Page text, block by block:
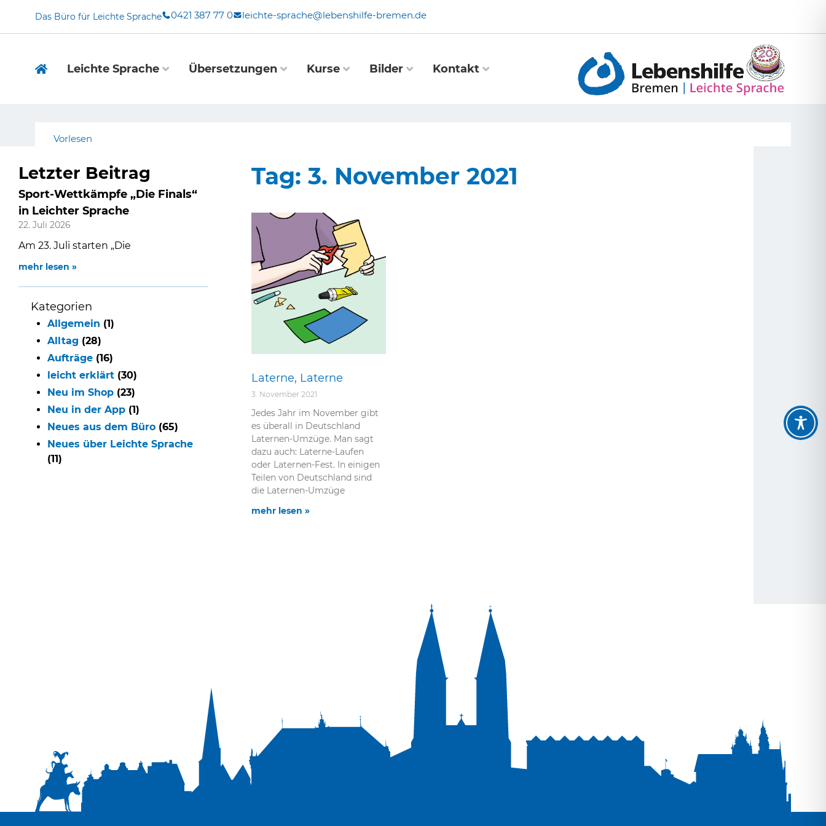
springen
Das Büro für Leichte Sprache 0421 387 77 0 leichte-sprache@lebenshilfe-bremen.de
Leichte Sprache Übersetzungen Kurse Bilder Kontakt
Vorlesen
Letzter Beitrag
Sport-Wettkämpfe „Die Finals“
in Leichter Sprache
22. Juli 2026
Am 23. Juli starten „Die
mehr lesen »
Kategorien
Allgemein (1)
Alltag (28)
Aufträge (16)
leicht erklärt (30)
Neu im Shop (23)
Neu in der App (1)
Neues aus dem Büro (65)
Neues über Leichte Sprache
(11)
Tag: 3. November 2021
Laterne, Laterne
3. November 2021
Jedes Jahr im November gibt
es überall in Deutschland
Laternen-Umzüge. Man sagt
dazu auch: Laterne-Laufen
oder Laternen-Fest. In einigen
Teilen von Deutschland sind
die Laternen-Umzüge
mehr lesen »